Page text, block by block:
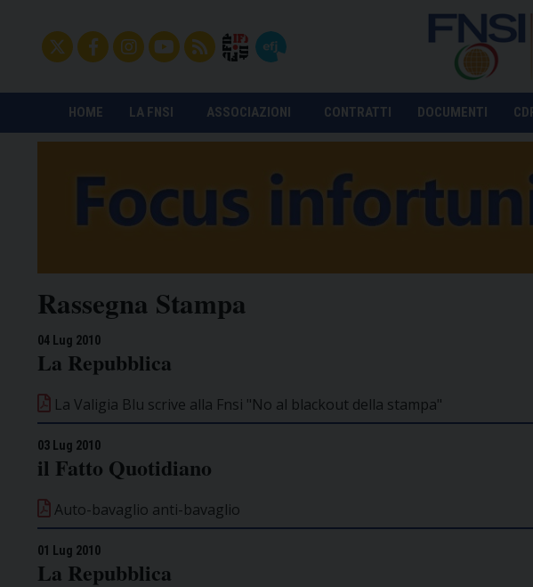
HOME LA FNSI ASSOCIAZIONI CONTRATTI DOCUMENTI
Rassegna Stampa
04 Lug 2010
La Repubblica
La Valigia Blu scrive alla Fnsi "No al blackout della stampa"
03 Lug 2010
il Fatto Quotidiano
Auto-bavaglio anti-bavaglio
01 Lug 2010
La Repubblica